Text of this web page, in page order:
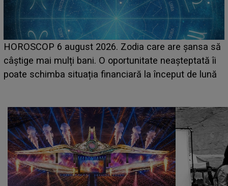
LINE-UP UNTOLD ONE, prima zi. Cine sunt artiștii
care deschid festivalul și de la ce ore au loc cele mai
așteptate concerte pe scena principală?